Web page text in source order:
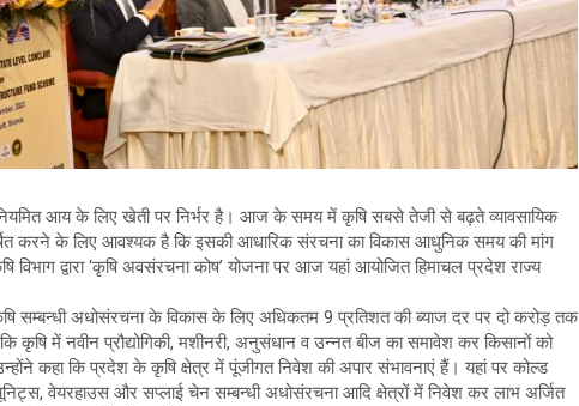
आय के लिए खेती पर निर्भर है। आज के समय में कृषि सबसे तेजी से बढ़ते व्यावसायिक
करने के लिए आवश्यक है कि इसकी आधारिक संरचना का विकास आधुनिक समय की मांग
द्वारा ‘कृषि अवसंरचना कोष’ योजना पर आज यहां आयोजित हिमाचल प्रदेश राज्य
सम्बन्धी अधोसंरचना के विकास के लिए अधिकतम 9 प्रतिशत की ब्याज दर पर दो करोड़ तक
में नवीन प्रौद्योगिकी, मशीनरी, अनुसंधान व उन्नत बीज का समावेश कर किसानों को
कहा कि प्रदेश के कृषि क्षेत्र में पूंजीगत निवेश की अपार संभावनाएं हैं। यहां पर कोल्ड
वेयरहाउस और सप्लाई चेन सम्बन्धी अधोसंरचना आदि क्षेत्रों में निवेश कर लाभ अर्जित